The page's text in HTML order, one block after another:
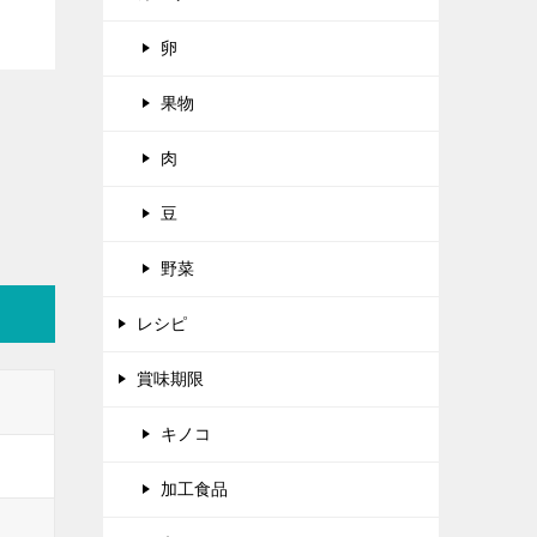
卵
果物
肉
豆
野菜
レシピ
賞味期限
キノコ
加工食品